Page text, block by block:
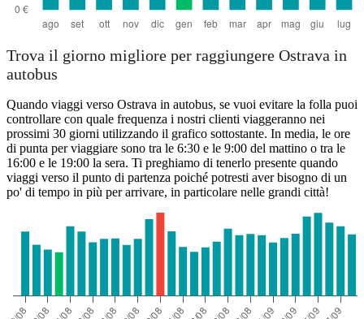
Trova il giorno migliore per raggiungere Ostrava in
autobus
Quando viaggi verso Ostrava in autobus, se vuoi evitare la folla puoi
controllare con quale frequenza i nostri clienti viaggeranno nei
prossimi 30 giorni utilizzando il grafico sottostante. In media, le ore
di punta per viaggiare sono tra le 6:30 e le 9:00 del mattino o tra le
16:00 e le 19:00 la sera. Ti preghiamo di tenerlo presente quando
viaggi verso il punto di partenza poiché potresti aver bisogno di un
po' di tempo in più per arrivare, in particolare nelle grandi città!